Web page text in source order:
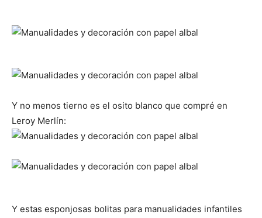
Y no menos tierno es el osito blanco que compré en
Leroy Merlín:
Y estas esponjosas bolitas para manualidades infantiles